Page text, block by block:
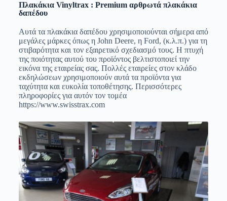
Πλακάκια Vinyltrax : Premium αρθρωτά πλακάκια
δαπέδου
Αυτά τα πλακάκια δαπέδου χρησιμοποιούνται σήμερα από
μεγάλες μάρκες όπως η John Deere, η Ford, (κ.λ.π.) για τη
στιβαρότητα και τον εξαιρετικό σχεδιασμό τους. Η πτυχή
της ποιότητας αυτού του προϊόντος βελτιστοποιεί την
εικόνα της εταιρείας σας. Πολλές εταιρείες στον κλάδο
εκδηλώσεων χρησιμοποιούν αυτά τα προϊόντα για
ταχύτητα και ευκολία τοποθέτησης. Περισσότερες
πληροφορίες για αυτόν τον τομέα
https://www.swisstrax.com